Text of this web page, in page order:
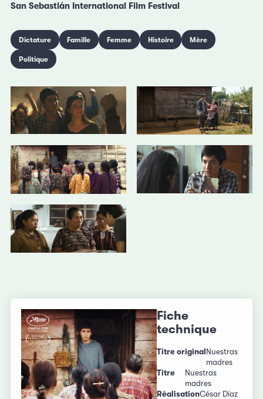
San Sebastián International Film Festival
Dictature Famille Femme Histoire Mère
Politique
Fiche
technique
Titre original Nuestras
madres
Titre
Nuestras
madres
RéalisationCésar Díaz